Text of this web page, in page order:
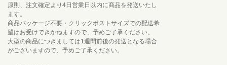
原則、注文確定より4日営業日以内に商品を発送いたし
ます。
商品パッケージ不要・クリックポストサイズでの配送希
望はお受けできかねますので、予めご了承ください。
大型の商品につきましては1週間前後の発送となる場合
がございますので、予めご了承ください。